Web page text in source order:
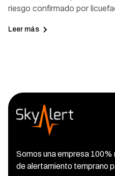
riesgo confirmado por
Leer más
Somos una empresa
de alertamiento temprano